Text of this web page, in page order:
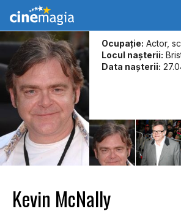
Ocupație: Actor,
Locul naşterii:
Data naşterii:
Kevin McNally